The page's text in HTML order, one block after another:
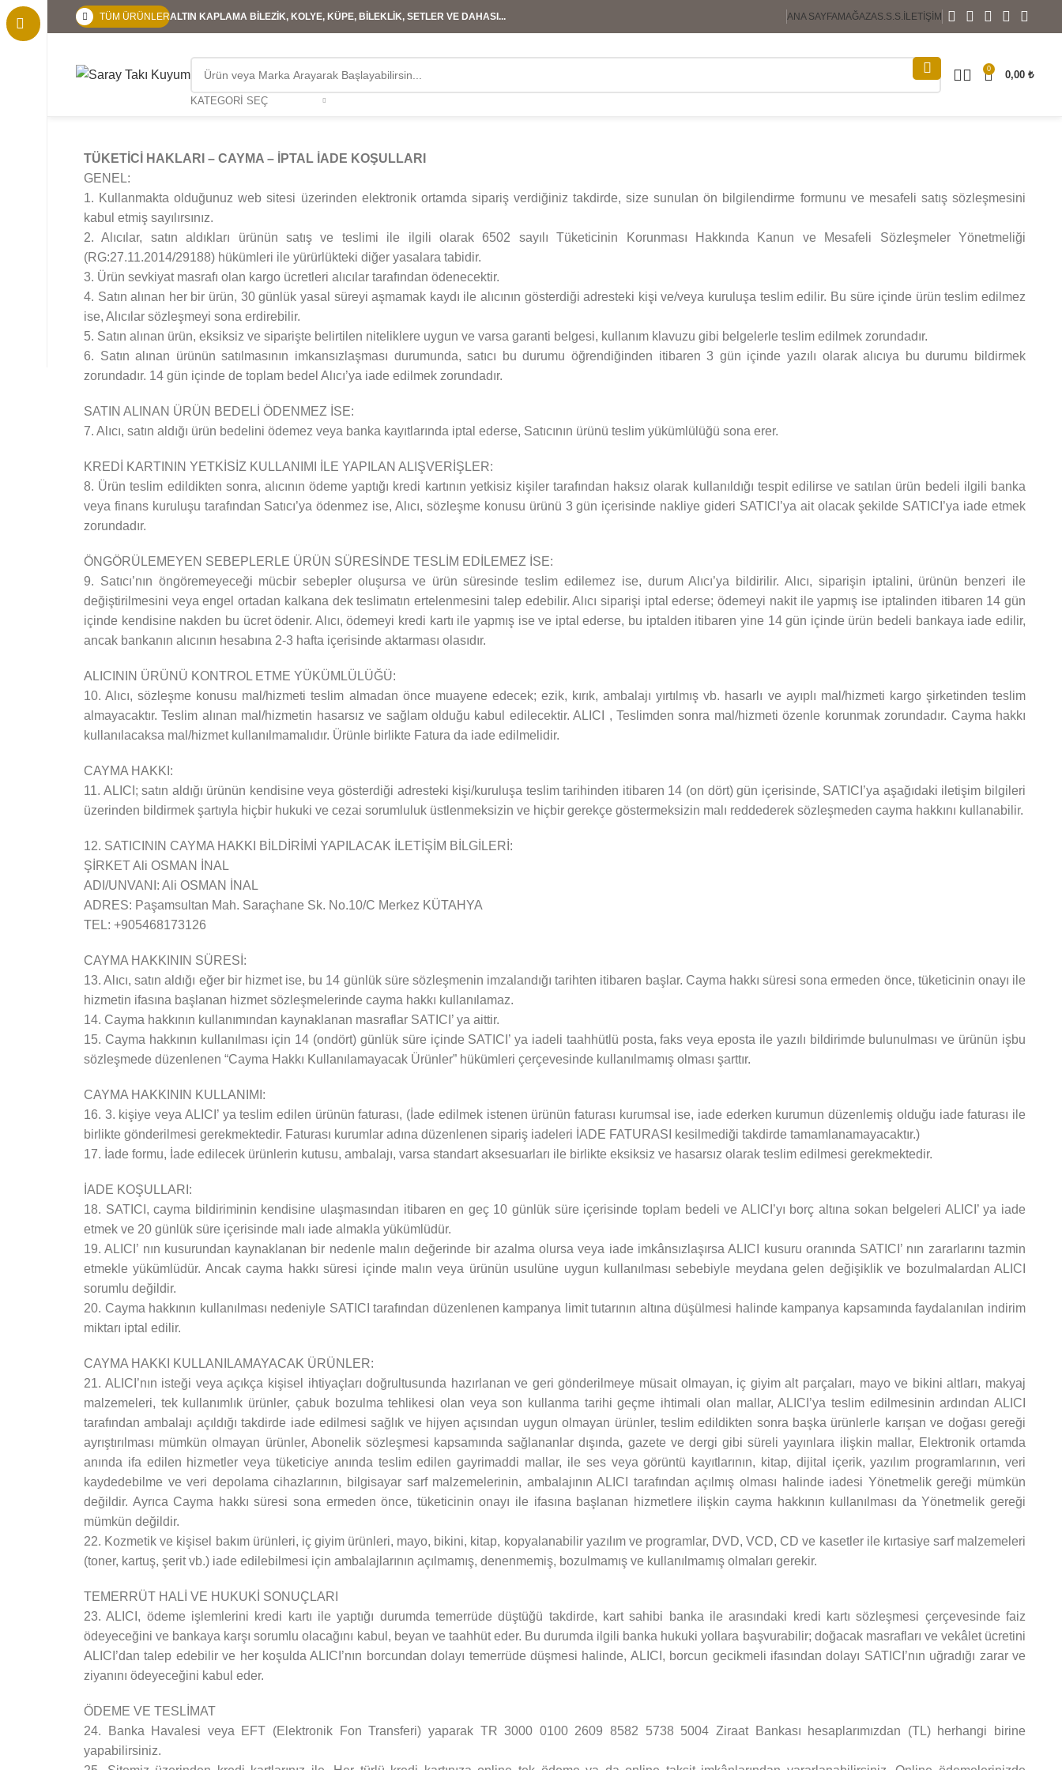
TÜM ÜRÜNLERALTIN KAPLAMA BİLEZİK, KOLYE, KÜPE, BİLEKLİK, SETLER VE DAHASI... ANA SAYFAMAĞAZAS.S.S. İLETIŞIM
KATEGORI SEÇ
0
0,00 ₺
TÜKETİCİ HAKLARI – CAYMA – İPTAL İADE KOŞULLARI
GENEL:
1. Kullanmakta olduğunuz web sitesi üzerinden elektronik ortamda sipariş verdiğiniz takdirde, size sunulan ön bilgilendirme formunu ve mesafeli satış sözleşmesini
kabul etmiş sayılırsınız.
2. Alıcılar, satın aldıkları ürünün satış ve teslimi ile ilgili olarak 6502 sayılı Tüketicinin Korunması Hakkında Kanun ve Mesafeli Sözleşmeler Yönetmeliği
(RG:27.11.2014/29188) hükümleri ile yürürlükteki diğer yasalara tabidir.
3. Ürün sevkiyat masrafı olan kargo ücretleri alıcılar tarafından ödenecektir.
4. Satın alınan her bir ürün, 30 günlük yasal süreyi aşmamak kaydı ile alıcının gösterdiği adresteki kişi ve/veya kuruluşa teslim edilir. Bu süre içinde ürün teslim edilmez
ise, Alıcılar sözleşmeyi sona erdirebilir.
5. Satın alınan ürün, eksiksiz ve siparişte belirtilen niteliklere uygun ve varsa garanti belgesi, kullanım klavuzu gibi belgelerle teslim edilmek zorundadır.
6. Satın alınan ürünün satılmasının imkansızlaşması durumunda, satıcı bu durumu öğrendiğinden itibaren 3 gün içinde yazılı olarak alıcıya bu durumu bildirmek
zorundadır. 14 gün içinde de toplam bedel Alıcı’ya iade edilmek zorundadır.
SATIN ALINAN ÜRÜN BEDELİ ÖDENMEZ İSE:
7. Alıcı, satın aldığı ürün bedelini ödemez veya banka kayıtlarında iptal ederse, Satıcının ürünü teslim yükümlülüğü sona erer.
KREDİ KARTININ YETKİSİZ KULLANIMI İLE YAPILAN ALIŞVERİŞLER:
8. Ürün teslim edildikten sonra, alıcının ödeme yaptığı kredi kartının yetkisiz kişiler tarafından haksız olarak kullanıldığı tespit edilirse ve satılan ürün bedeli ilgili banka
veya finans kuruluşu tarafından Satıcı’ya ödenmez ise, Alıcı, sözleşme konusu ürünü 3 gün içerisinde nakliye gideri SATICI’ya ait olacak şekilde SATICI’ya iade etmek
zorundadır.
ÖNGÖRÜLEMEYEN SEBEPLERLE ÜRÜN SÜRESİNDE TESLİM EDİLEMEZ İSE:
9. Satıcı’nın öngöremeyeceği mücbir sebepler oluşursa ve ürün süresinde teslim edilemez ise, durum Alıcı’ya bildirilir. Alıcı, siparişin iptalini, ürünün benzeri ile
değiştirilmesini veya engel ortadan kalkana dek teslimatın ertelenmesini talep edebilir. Alıcı siparişi iptal ederse; ödemeyi nakit ile yapmış ise iptalinden itibaren 14 gün
içinde kendisine nakden bu ücret ödenir. Alıcı, ödemeyi kredi kartı ile yapmış ise ve iptal ederse, bu iptalden itibaren yine 14 gün içinde ürün bedeli bankaya iade edilir,
ancak bankanın alıcının hesabına 2-3 hafta içerisinde aktarması olasıdır.
ALICININ ÜRÜNÜ KONTROL ETME YÜKÜMLÜLÜĞÜ:
10. Alıcı, sözleşme konusu mal/hizmeti teslim almadan önce muayene edecek; ezik, kırık, ambalajı yırtılmış vb. hasarlı ve ayıplı mal/hizmeti kargo şirketinden teslim
almayacaktır. Teslim alınan mal/hizmetin hasarsız ve sağlam olduğu kabul edilecektir. ALICI , Teslimden sonra mal/hizmeti özenle korunmak zorundadır. Cayma hakkı
kullanılacaksa mal/hizmet kullanılmamalıdır. Ürünle birlikte Fatura da iade edilmelidir.
CAYMA HAKKI:
11. ALICI; satın aldığı ürünün kendisine veya gösterdiği adresteki kişi/kuruluşa teslim tarihinden itibaren 14 (on dört) gün içerisinde, SATICI’ya aşağıdaki iletişim bilgileri
üzerinden bildirmek şartıyla hiçbir hukuki ve cezai sorumluluk üstlenmeksizin ve hiçbir gerekçe göstermeksizin malı reddederek sözleşmeden cayma hakkını kullanabilir.
12. SATICININ CAYMA HAKKI BİLDİRİMİ YAPILACAK İLETİŞİM BİLGİLERİ:
ŞİRKET Ali OSMAN İNAL
ADI/UNVANI: Ali OSMAN İNAL
ADRES: Paşamsultan Mah. Saraçhane Sk. No.10/C Merkez KÜTAHYA
TEL: +905468173126
CAYMA HAKKININ SÜRESİ:
13. Alıcı, satın aldığı eğer bir hizmet ise, bu 14 günlük süre sözleşmenin imzalandığı tarihten itibaren başlar. Cayma hakkı süresi sona ermeden önce, tüketicinin onayı ile
hizmetin ifasına başlanan hizmet sözleşmelerinde cayma hakkı kullanılamaz.
14. Cayma hakkının kullanımından kaynaklanan masraflar SATICI’ ya aittir.
15. Cayma hakkının kullanılması için 14 (ondört) günlük süre içinde SATICI’ ya iadeli taahhütlü posta, faks veya eposta ile yazılı bildirimde bulunulması ve ürünün işbu
sözleşmede düzenlenen “Cayma Hakkı Kullanılamayacak Ürünler” hükümleri çerçevesinde kullanılmamış olması şarttır.
CAYMA HAKKININ KULLANIMI:
16. 3. kişiye veya ALICI’ ya teslim edilen ürünün faturası, (İade edilmek istenen ürünün faturası kurumsal ise, iade ederken kurumun düzenlemiş olduğu iade faturası ile
birlikte gönderilmesi gerekmektedir. Faturası kurumlar adına düzenlenen sipariş iadeleri İADE FATURASI kesilmediği takdirde tamamlanamayacaktır.)
17. İade formu, İade edilecek ürünlerin kutusu, ambalajı, varsa standart aksesuarları ile birlikte eksiksiz ve hasarsız olarak teslim edilmesi gerekmektedir.
İADE KOŞULLARI:
18. SATICI, cayma bildiriminin kendisine ulaşmasından itibaren en geç 10 günlük süre içerisinde toplam bedeli ve ALICI’yı borç altına sokan belgeleri ALICI’ ya iade
etmek ve 20 günlük süre içerisinde malı iade almakla yükümlüdür.
19. ALICI’ nın kusurundan kaynaklanan bir nedenle malın değerinde bir azalma olursa veya iade imkânsızlaşırsa ALICI kusuru oranında SATICI’ nın zararlarını tazmin
etmekle yükümlüdür. Ancak cayma hakkı süresi içinde malın veya ürünün usulüne uygun kullanılması sebebiyle meydana gelen değişiklik ve bozulmalardan ALICI
sorumlu değildir.
20. Cayma hakkının kullanılması nedeniyle SATICI tarafından düzenlenen kampanya limit tutarının altına düşülmesi halinde kampanya kapsamında faydalanılan indirim
miktarı iptal edilir.
CAYMA HAKKI KULLANILAMAYACAK ÜRÜNLER:
21. ALICI’nın isteği veya açıkça kişisel ihtiyaçları doğrultusunda hazırlanan ve geri gönderilmeye müsait olmayan, iç giyim alt parçaları, mayo ve bikini altları, makyaj
malzemeleri, tek kullanımlık ürünler, çabuk bozulma tehlikesi olan veya son kullanma tarihi geçme ihtimali olan mallar, ALICI’ya teslim edilmesinin ardından ALICI
tarafından ambalajı açıldığı takdirde iade edilmesi sağlık ve hijyen açısından uygun olmayan ürünler, teslim edildikten sonra başka ürünlerle karışan ve doğası gereği
ayrıştırılması mümkün olmayan ürünler, Abonelik sözleşmesi kapsamında sağlananlar dışında, gazete ve dergi gibi süreli yayınlara ilişkin mallar, Elektronik ortamda
anında ifa edilen hizmetler veya tüketiciye anında teslim edilen gayrimaddi mallar, ile ses veya görüntü kayıtlarının, kitap, dijital içerik, yazılım programlarının, veri
kaydedebilme ve veri depolama cihazlarının, bilgisayar sarf malzemelerinin, ambalajının ALICI tarafından açılmış olması halinde iadesi Yönetmelik gereği mümkün
değildir. Ayrıca Cayma hakkı süresi sona ermeden önce, tüketicinin onayı ile ifasına başlanan hizmetlere ilişkin cayma hakkının kullanılması da Yönetmelik gereği
mümkün değildir.
22. Kozmetik ve kişisel bakım ürünleri, iç giyim ürünleri, mayo, bikini, kitap, kopyalanabilir yazılım ve programlar, DVD, VCD, CD ve kasetler ile kırtasiye sarf malzemeleri
(toner, kartuş, şerit vb.) iade edilebilmesi için ambalajlarının açılmamış, denenmemiş, bozulmamış ve kullanılmamış olmaları gerekir.
TEMERRÜT HALİ VE HUKUKİ SONUÇLARI
23. ALICI, ödeme işlemlerini kredi kartı ile yaptığı durumda temerrüde düştüğü takdirde, kart sahibi banka ile arasındaki kredi kartı sözleşmesi çerçevesinde faiz
ödeyeceğini ve bankaya karşı sorumlu olacağını kabul, beyan ve taahhüt eder. Bu durumda ilgili banka hukuki yollara başvurabilir; doğacak masrafları ve vekâlet ücretini
ALICI’dan talep edebilir ve her koşulda ALICI’nın borcundan dolayı temerrüde düşmesi halinde, ALICI, borcun gecikmeli ifasından dolayı SATICI’nın uğradığı zarar ve
ziyanını ödeyeceğini kabul eder.
ÖDEME VE TESLİMAT
24. Banka Havalesi veya EFT (Elektronik Fon Transferi) yaparak TR 3000 0100 2609 8582 5738 5004 Ziraat Bankası hesaplarımızdan (TL) herhangi birine
yapabilirsiniz.